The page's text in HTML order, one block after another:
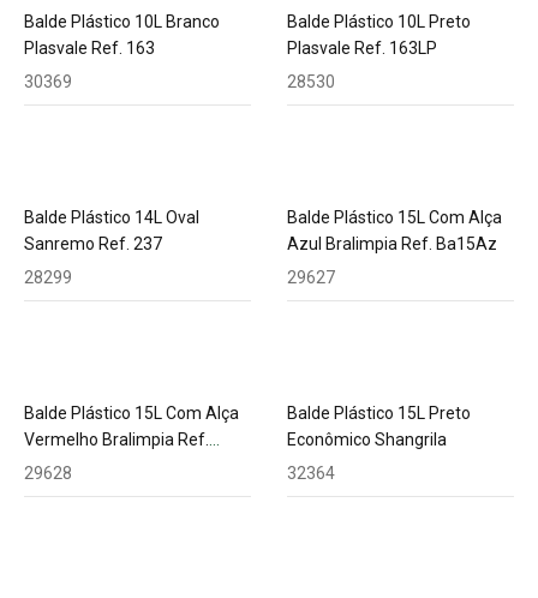
Balde Plástico 10L Branco
Plasvale Ref. 163
30369
Balde Plástico 10L Preto
Plasvale Ref. 163LP
28530
Balde Plástico 14L Oval
Sanremo Ref. 237
28299
Balde Plástico 15L Com Alça
Azul Bralimpia Ref. Ba15Az
29627
Balde Plástico 15L Com Alça
Vermelho Bralimpia Ref.
Ba15Vm
29628
Balde Plástico 15L Preto
Econômico Shangrila
32364